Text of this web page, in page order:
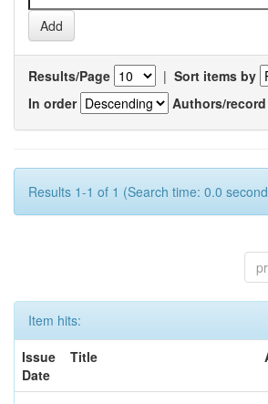
Results/Page | Sort items by
In order
Authors/record
Results 1-1 of 1 (Search time: 0.0
Item hits:
Issue
Date
Title